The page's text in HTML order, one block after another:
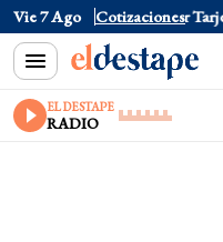
Vie 7 Ago Cotizaciones
Oficial $1520 Dólar Tarjeta
EL DESTAPE
RADIO